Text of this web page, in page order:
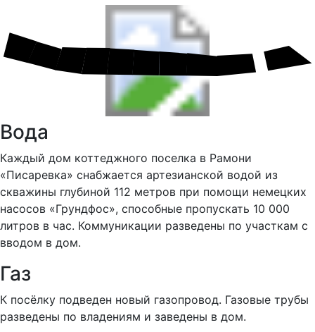
Вода
Каждый дом коттеджного поселка в Рамони
«Писаревка» снабжается артезианской водой из
скважины глубиной 112 метров при помощи немецких
насосов «Грундфос», способные пропускать 10 000
литров в час. Коммуникации разведены по участкам с
вводом в дом.
Газ
К посёлку подведен новый газопровод. Газовые трубы
разведены по владениям и заведены в дом.